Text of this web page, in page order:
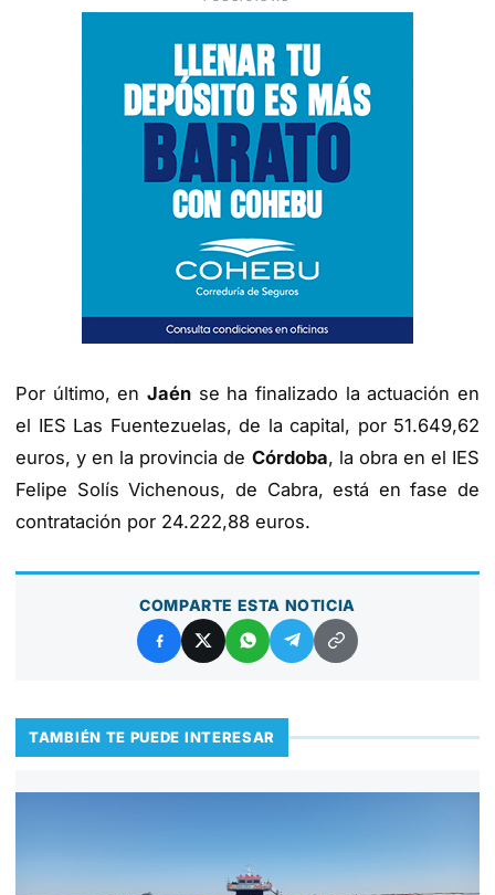
Por último, en Jaén se ha finalizado la actuación en
el IES Las Fuentezuelas, de la capital, por 51.649,62
euros, y en la provincia de Córdoba, la obra en el IES
Felipe Solís Vichenous, de Cabra, está en fase de
contratación por 24.222,88 euros.
COMPARTE ESTA NOTICIA
TAMBIÉN TE PUEDE INTERESAR